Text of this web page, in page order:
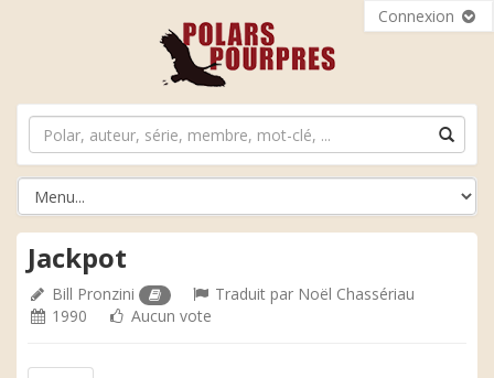
Connexion
Jackpot
Bill Pronzini Traduit par Noël Chassériau
1990
Aucun vote